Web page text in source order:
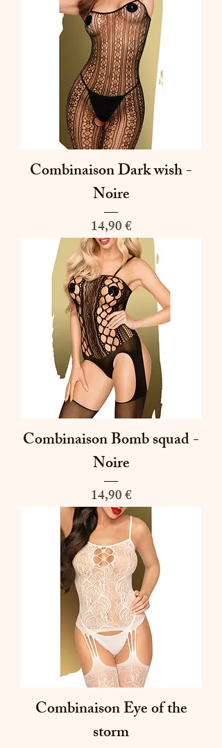
Combinaison Dark wish -
Noire
Prix
14,90 €
Combinaison Bomb squad -
Noire
Prix
14,90 €
Combinaison Eye of the
storm